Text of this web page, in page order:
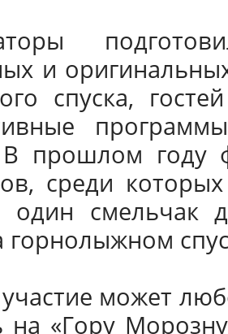
и
спуска,
прошлом году
среди
один смельчак
горнолыжном
может
на «Гору